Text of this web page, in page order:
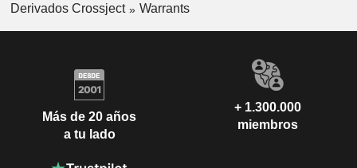
Derivados Crossject
Warrants
Más de 20 años
a tu lado
+ 1.300.000
miembros